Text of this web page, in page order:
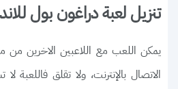
تنزيل لعبة دراغون بول
يمكن اللعب مع اللاعبين الاخرين من
الاتصال بالإنترنت، ولا تقلق فاللعبة